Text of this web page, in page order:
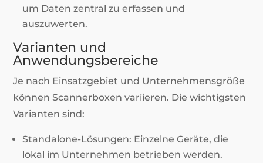
um Daten zentral zu erfassen und
auszuwerten.
Varianten und
Anwendungsbereiche
Je nach Einsatzgebiet und Unternehmensgröße
können Scannerboxen variieren. Die wichtigsten
Varianten sind:
Standalone-Lösungen: Einzelne Geräte, die
lokal im Unternehmen betrieben werden.